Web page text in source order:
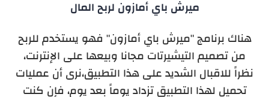
ميرش باي أمازون لربح المال
هناك برنامج "ميرش باي أمازون" فهو يستخدم للربح
من تصميم التيشيرتات مجانا وبيعها على الإنترنت،
نظراً للاقبال الشديد على هذا التطبيق،نرى أن عمليات
تحميل لهذا التطبيق تزداد يوماً بعد يوم، فإن كنت